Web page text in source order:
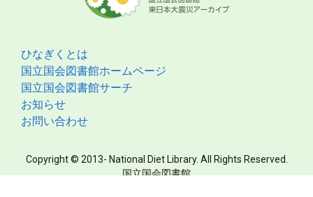
ひなぎくとは
国立国会図書館ホームページ
国立国会図書館サーチ
お知らせ
お問い合わせ
Copyright © 2013- National Diet Library. All Rights Reserved.